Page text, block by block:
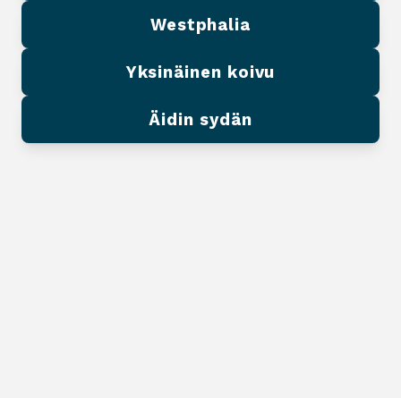
Westphalia
Yksinäinen koivu
Äidin sydän